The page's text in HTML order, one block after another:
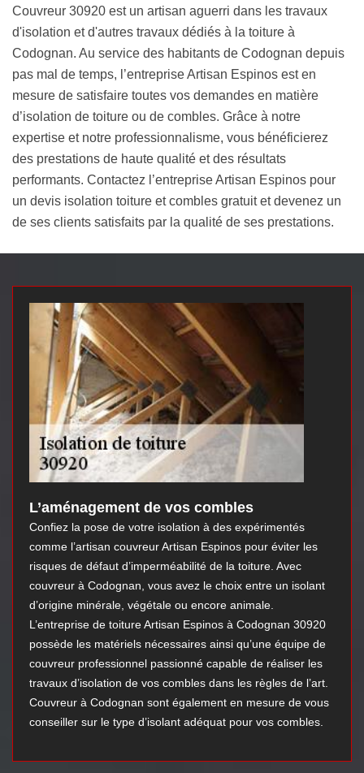
Couvreur 30920 est un artisan aguerri dans les travaux
d'isolation et d'autres travaux dédiés à la toiture à
Codognan. Au service des habitants de Codognan depuis
pas mal de temps, l’entreprise Artisan Espinos est en
mesure de satisfaire toutes vos demandes en matière
d’isolation de toiture ou de combles. Grâce à notre
expertise et notre professionnalisme, vous bénéficierez
des prestations de haute qualité et des résultats
performants. Contactez l’entreprise Artisan Espinos pour
un devis isolation toiture et combles gratuit et devenez un
de ses clients satisfaits par la qualité de ses prestations.
L’aménagement de vos combles
Confiez la pose de votre isolation à des expérimentés
comme l’artisan couvreur Artisan Espinos pour éviter les
risques de défaut d’imperméabilité de la toiture. Avec
couvreur à Codognan, vous avez le choix entre un isolant
d’origine minérale, végétale ou encore animale.
L’entreprise de toiture Artisan Espinos à Codognan 30920
possède les matériels nécessaires ainsi qu’une équipe de
couvreur professionnel passionné capable de réaliser les
travaux d’isolation de vos combles dans les règles de l’art.
Couvreur à Codognan sont également en mesure de vous
conseiller sur le type d’isolant adéquat pour vos combles.